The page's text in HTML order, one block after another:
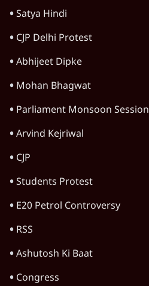
Satya Hindi
CJP Delhi Protest
Abhijeet Dipke
Mohan Bhagwat
Parliament Monsoon Session
Arvind Kejriwal
CJP
Students Protest
E20 Petrol Controversy
RSS
Ashutosh Ki Baat
Congress